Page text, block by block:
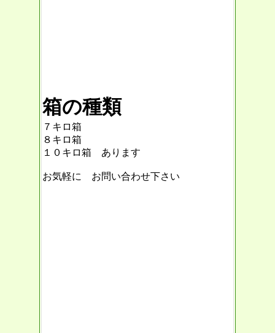
箱の種類
７キロ箱
８キロ箱
１０キロ箱 あります
お気軽に お問い合わせ下さい